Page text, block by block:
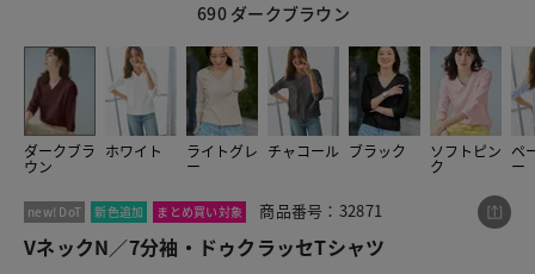
690 ダークブラウン
ダークブラ
ウン
ホワイト ライトグレ
ー
チャコール ブラック ソフトピン
ク
ペ
ー
26
new! DoT 新色追加 まとめ買い対象 商品番号：32871
VネックN／7分袖・ドゥクラッセTシャツ
この商品をシェアする
VネックN／7分袖・ドゥクラッセTシャツ